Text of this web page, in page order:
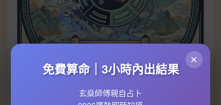
×
免費算命｜3小時內出結果
玄燊師傅親自占卜